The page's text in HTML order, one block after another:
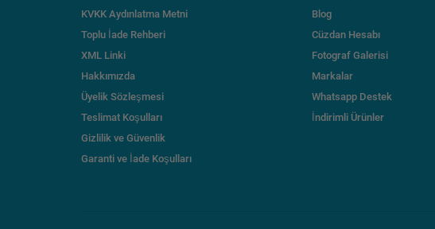
KVKK Aydınlatma Metni
Toplu İade Rehberi
XML Linki
Hakkımızda
Üyelik Sözleşmesi
Teslimat Koşulları
Gizlilik ve Güvenlik
Garanti ve İade Koşulları
Blog
Cüzdan Hesabı
Fotograf Galerisi
Markalar
Whatsapp Destek
İndirimli Ürünler